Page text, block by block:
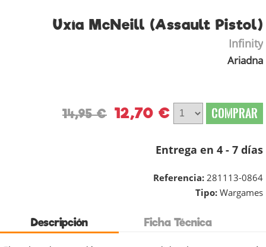
Uxía McNeill (Assault Pistol)
Infinity
Ariadna
14,95 € 12,70 € COMPRAR
Entrega en 4 - 7 días
Referencia: 281113-0864
Tipo: Wargames
Descripción Ficha Técnica